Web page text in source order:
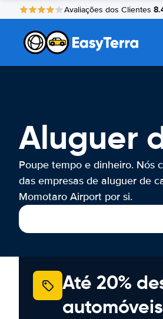
Avaliações dos Clientes
Aluguer
Poupe tempo e dinheiro. Nós
das empresas de aluguer de
Momotaro Airport por si.
Até 20%